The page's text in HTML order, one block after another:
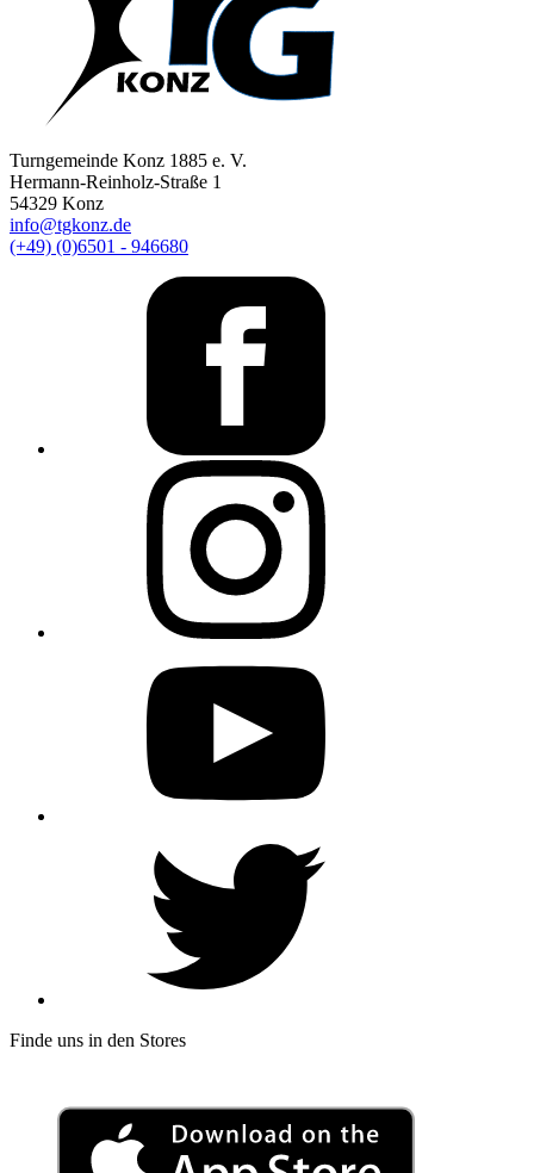
Turngemeinde Konz 1885 e. V.
Hermann-Reinholz-Straße 1
54329 Konz
info@tgkonz.de
(+49) (0)6501 - 946680
Finde uns in den Stores